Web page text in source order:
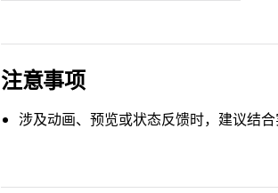
注意事项
涉及动画、预览或状态反馈时，建议结